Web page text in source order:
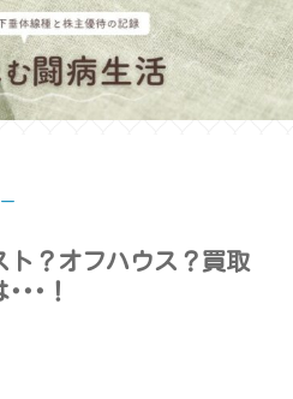
ト？オフハウス？買取
･･！